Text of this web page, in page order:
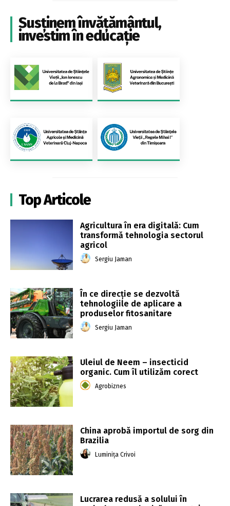
Susținem învățământul,
investim în educație
Top Articole
Agricultura în era digitală: Cum
transformă tehnologia sectorul
agricol
Sergiu Jaman
În ce direcție se dezvoltă
tehnologiile de aplicare a
produselor fitosanitare
Sergiu Jaman
Uleiul de Neem – insecticid
organic. Cum îl utilizăm corect
Agrobiznes
China aprobă importul de sorg din
Brazilia
Luminița Crivoi
Lucrarea redusă a solului în